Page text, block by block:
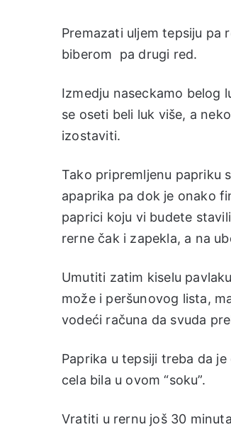
Premazati uljem tepsiju pa
biberom pa drugi red.
Izmedju naseckamo belog
se oseti beli luk više, a
izostaviti.
Tako pripremljenu papriku
apaprika pa dok je onako
paprici koju vi budete
rerne čak i zapekla, a na
Umutiti zatim kiselu
može i peršunovog lista,
vodeći računa da svuda
Paprika u tepsiji treba da
cela bila u ovom “soku”.
Vratiti u rernu još 30